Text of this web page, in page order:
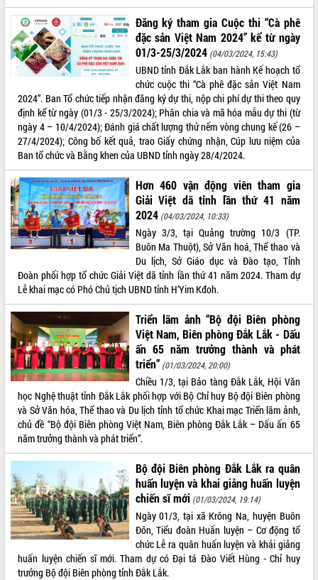
VIDEO
ALBUM ẢNH
LIÊN KẾT WEB
THỐNG KÊ TRUY CẬP
Hôm nay: 9130
Tất cả:
66054453
Đăng ký tham gia Cuộc thi “Cà phê
đặc sản Việt Nam 2024” kể từ ngày
01/3-25/3/2024 (04/03/2024, 15:43)
UBND tỉnh Đắk Lắk ban hành Kế hoạch tổ
chức cuộc thi “Cà phê đặc sản Việt Nam
2024”. Ban Tổ chức tiếp nhận đăng ký dự thi, nộp chi phí dự thi theo quy
định kể từ ngày (01/3 - 25/3/2024); Phân chia và mã hóa mẫu dự thi (từ
ngày 4 – 10/4/2024); Đánh giá chất lượng thử nếm vòng chung kế (26 –
27/4/2024); Công bố kết quả, trao Giấy chứng nhận, Cúp lưu niệm của
Ban tổ chức và Bằng khen của UBND tỉnh ngày 28/4/2024.
Hơn 460 vận động viên tham gia
Giải Việt dã tỉnh lần thứ 41 năm
2024 (04/03/2024, 10:33)
Ngày 3/3, tại Quảng trường 10/3 (TP.
Buôn Ma Thuột), Sở Văn hoá, Thể thao và
Du lịch, Sở Giáo dục và Đào tạo, Tỉnh
Đoàn phối hợp tổ chức Giải Việt dã tỉnh lần thứ 41 năm 2024. Tham dự
Lễ khai mạc có Phó Chủ tịch UBND tỉnh H’Yim Kđoh.
Triển lãm ảnh “Bộ đội Biên phòng
Việt Nam, Biên phòng Đắk Lắk - Dấu
ấn 65 năm trưởng thành và phát
triển” (01/03/2024, 20:00)
Chiều 1/3, tại Bảo tàng Đắk Lắk, Hội Văn
học Nghệ thuật tỉnh Đắk Lắk phối hợp với Bộ Chỉ huy Bộ đội Biên phòng
và Sở Văn hóa, Thể thao và Du lịch tỉnh tổ chức Khai mạc Triển lãm ảnh,
chủ đề “Bộ đội Biên phòng Việt Nam, Biên phòng Đắk Lắk – Dấu ấn 65
năm trưởng thành và phát triển”.
Bộ đội Biên phòng Đắk Lắk ra quân
huấn luyện và khai giảng huấn luyện
chiến sĩ mới (01/03/2024, 19:14)
Ngày 01/3, tại xã Krông Na, huyện Buôn
Đôn, Tiểu đoàn Huấn luyện – Cơ động tổ
chức Lễ ra quân huấn luyện và khải giảng
huấn luyện chiến sĩ mới. Tham dự có Đại tá Đào Viết Hùng - Chỉ huy
trưởng Bộ đội Biên phòng tỉnh Đắk Lắk.